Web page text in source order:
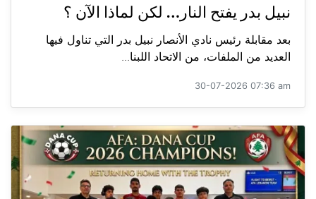
نبيل بدر يفتح النار… لكن لماذا الآن ؟
بعد مقابلة رئيس نادي الأنصار نبيل بدر التي تناول فيها
العديد من الملفات، من الاتحاد اللبنا...
30-07-2026 07:36 am